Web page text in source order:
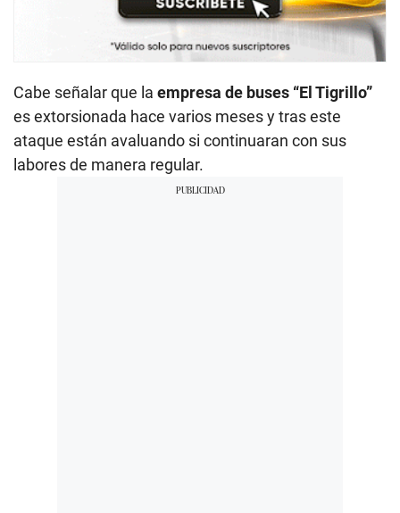
Cabe señalar que la empresa de buses “El Tigrillo”
es extorsionada hace varios meses y tras este
ataque están avaluando si continuaran con sus
labores de manera regular.